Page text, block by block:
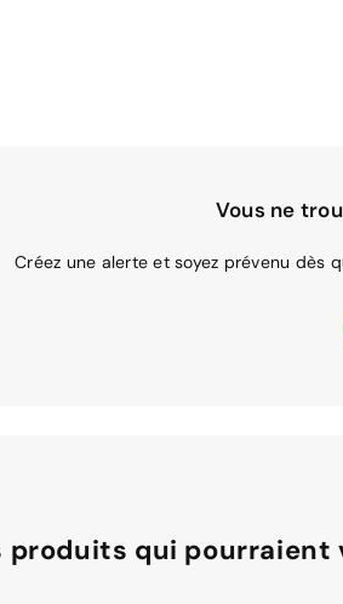
Vous ne
Créez une alerte et soyez prévenu dès
produits qui pourraient